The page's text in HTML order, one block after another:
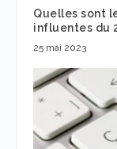
Quelles sont
influentes du
25 mai 2023